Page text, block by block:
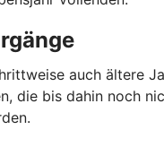
auch ältere
die bis dahin noch